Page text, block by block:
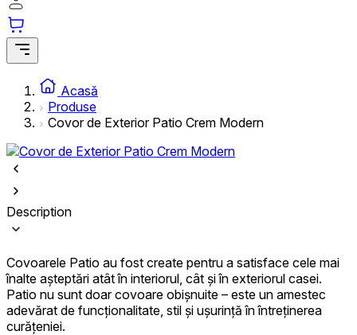
Acasă
Produse
Covor de Exterior Patio Crem Modern
Description
Covoarele Patio au fost create pentru a satisface cele mai
înalte așteptări atât în interiorul, cât și în exteriorul casei.
Patio nu sunt doar covoare obișnuite – este un amestec
adevărat de funcționalitate, stil și ușurință în întreținerea
curățeniei.
Cookie-urile statistice ajută deținătorii de site-uri să înțeleagă cum se
comportă diferiți utilizatori pe site, prin colectarea și raportarea
informațiilor anonime.
Cookie-urile de marketing
Cookie-urile de marketing sunt utilizate pentru a urmări utilizatorii pe
site-uri web. Scopul este de a afișa reclame care sunt relevante și
clasificare, împreună cu furnizorii fiecărei cookie.
Respinge